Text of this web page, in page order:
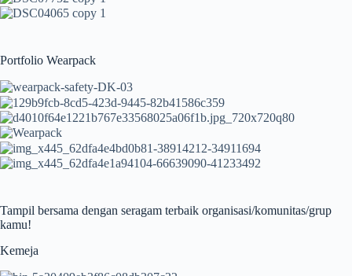
Portfolio Wearpack
Tampil bersama dengan seragam terbaik organisasi/komunitas/grup
kamu!
Kemeja